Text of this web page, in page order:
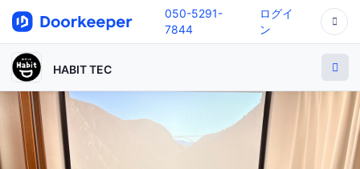
050-5291-
7844
ログイ
ン
HABIT TEC